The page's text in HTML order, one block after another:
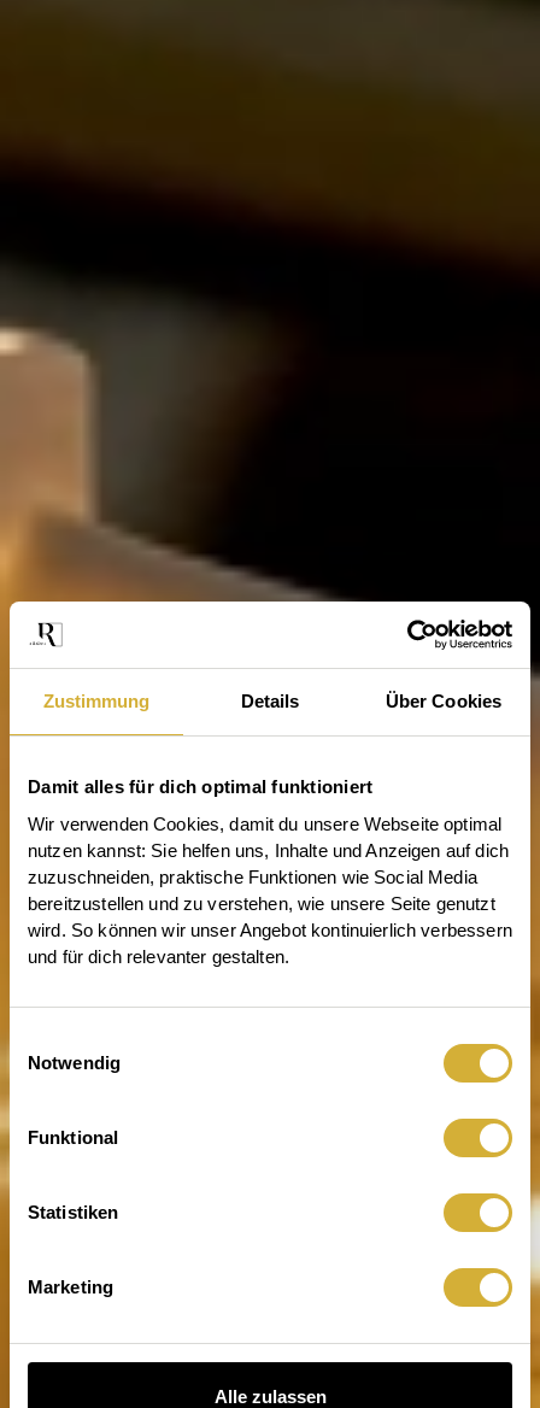
Zustimmung Details Über Cookies
Damit alles für dich optimal funktioniert
Wir verwenden Cookies, damit du unsere Webseite optimal
nutzen kannst: Sie helfen uns, Inhalte und Anzeigen auf dich
zuzuschneiden, praktische Funktionen wie Social Media
bereitzustellen und zu verstehen, wie unsere Seite genutzt
wird. So können wir unser Angebot kontinuierlich verbessern
und für dich relevanter gestalten.
Notwendig
Funktional
Statistiken
Marketing
Alle zulassen
Wenn dein Zuhause leuchtet